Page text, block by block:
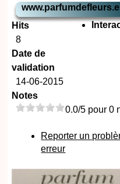
Hits
8
Date de
validation
14-06-2015
Notes
0.0/5 pour 0
Reporter un
erreur